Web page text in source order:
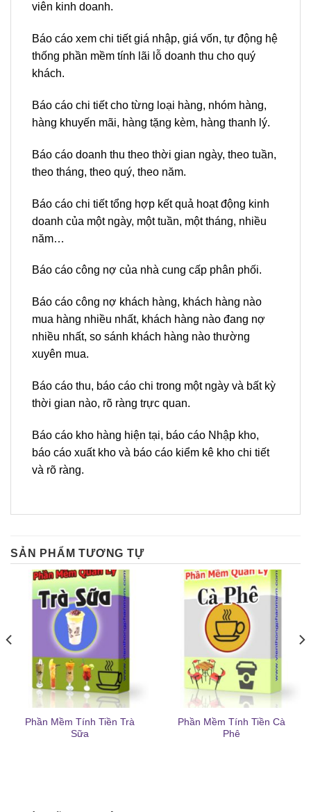
viên kinh doanh.
Báo cáo xem chi tiết giá nhập, giá vốn, tự động hệ
thống phần mềm tính lãi lỗ doanh thu cho quý
khách.
Báo cáo chi tiết cho từng loại hàng, nhóm hàng,
hàng khuyến mãi, hàng tặng kèm, hàng thanh lý.
Báo cáo doanh thu theo thời gian ngày, theo tuần,
theo tháng, theo quý, theo năm.
Báo cáo chi tiết tổng hợp kết quả hoạt động kinh
doanh của một ngày, một tuần, một tháng, nhiều
năm…
Báo cáo công nợ của nhà cung cấp phân phối.
Báo cáo công nợ khách hàng, khách hàng nào
mua hàng nhiều nhất, khách hàng nào đang nợ
nhiều nhất, so sánh khách hàng nào thường
xuyên mua.
Báo cáo thu, báo cáo chi trong một ngày và bất kỳ
thời gian nào, rõ ràng trực quan.
Báo cáo kho hàng hiện tại, báo cáo Nhập kho,
báo cáo xuất kho và báo cáo kiểm kê kho chi tiết
và rõ ràng.
SẢN PHẨM TƯƠNG TỰ
Phần Mềm Tính Tiền Trà
Sữa
Phần Mềm Tính Tiền Cà
Phê